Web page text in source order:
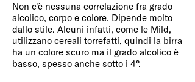
Non c'è nessuna correlazione fra grado
alcolico, corpo e colore. Dipende molto
dallo stile. Alcuni infatti, come le Mild,
utilizzano cereali torrefatti, quindi la birra
ha un colore scuro ma il grado alcolico è
basso, spesso anche sotto i 4°.